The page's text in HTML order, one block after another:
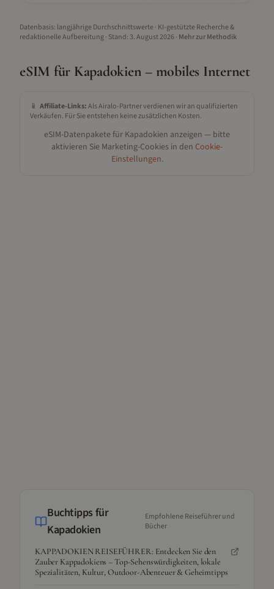
Datenbasis: langjährige Durchschnittswerte · KI-gestützte Recherche &
redaktionelle Aufbereitung· Stand: 3. August 2026· Mehr zur Methodik
eSIM für Kapadokien – mobiles Internet
📱 Affiliate-Links:Als Airalo-Partner verdienen wir an qualifizierten
Verkäufen. Für Sie entstehen keine zusätzlichen Kosten.
eSIM-Datenpakete für Kapadokien anzeigen — bitte
aktivieren Sie Marketing-Cookies in den Cookie-
Einstellungen.
Buchtipps für
Kapadokien
Empfohlene Reiseführer und
Bücher
KAPPADOKIEN REISEFÜHRER: Entdecken Sie den
Zauber Kappadokiens – Top-Sehenswürdigkeiten, lokale
Spezialitäten, Kultur, Outdoor-Abenteuer & Geheimtipps